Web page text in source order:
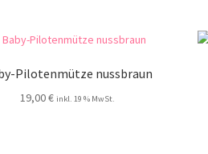
Pilotenmütze nussbraun
19,00€ inkl. 19 % MwSt.